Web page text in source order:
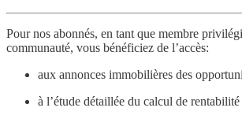
Pour nos abonnés, en tant que membre
communauté, vous bénéficiez de l’accès:
aux annonces immobilières des
à l’étude détaillée du calcul de